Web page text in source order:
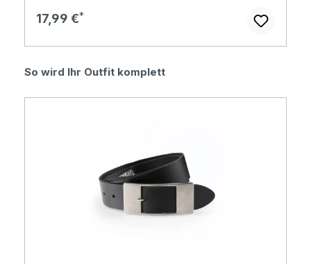
Regulärer Preis:
17,99 €
Produktgalerie überspringen
So wird Ihr Outfit komplett